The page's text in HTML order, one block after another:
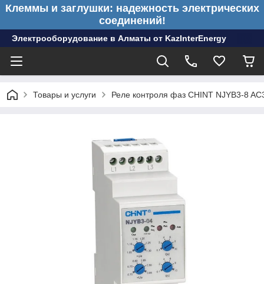
Клеммы и заглушки: надежность электрических
соединений!
Электрооборудование в Алматы от KazInterEnergy
Товары и услуги Реле контроля фаз CHINT NJYB3-8